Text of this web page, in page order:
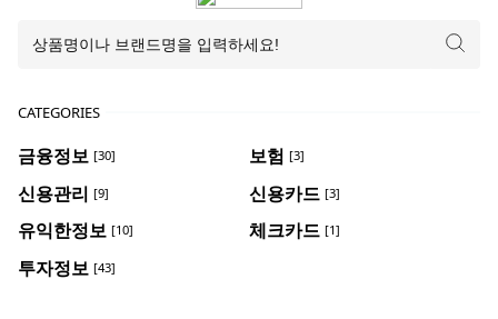
CATEGORIES
금융정보 [30] 보험 [3]
신용관리 [9] 신용카드 [3]
유익한정보 [10] 체크카드 [1]
투자정보 [43]